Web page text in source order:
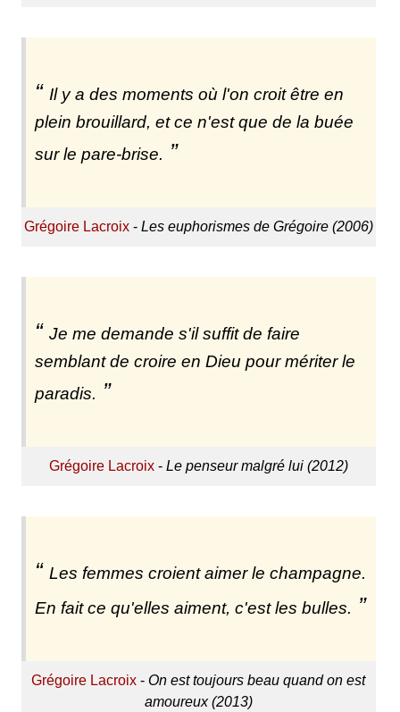
Il y a des moments où l'on croit être en
plein brouillard, et ce n'est que de la buée
sur le pare-brise.
Grégoire Lacroix- Les euphorismes de Grégoire (2006)
Je me demande s'il suffit de faire
semblant de croire en Dieu pour mériter le
paradis.
Grégoire Lacroix- Le penseur malgré lui (2012)
Les femmes croient aimer le champagne.
En fait ce qu'elles aiment, c'est les bulles.
Grégoire Lacroix -On est toujours beau quand on est
amoureux (2013)